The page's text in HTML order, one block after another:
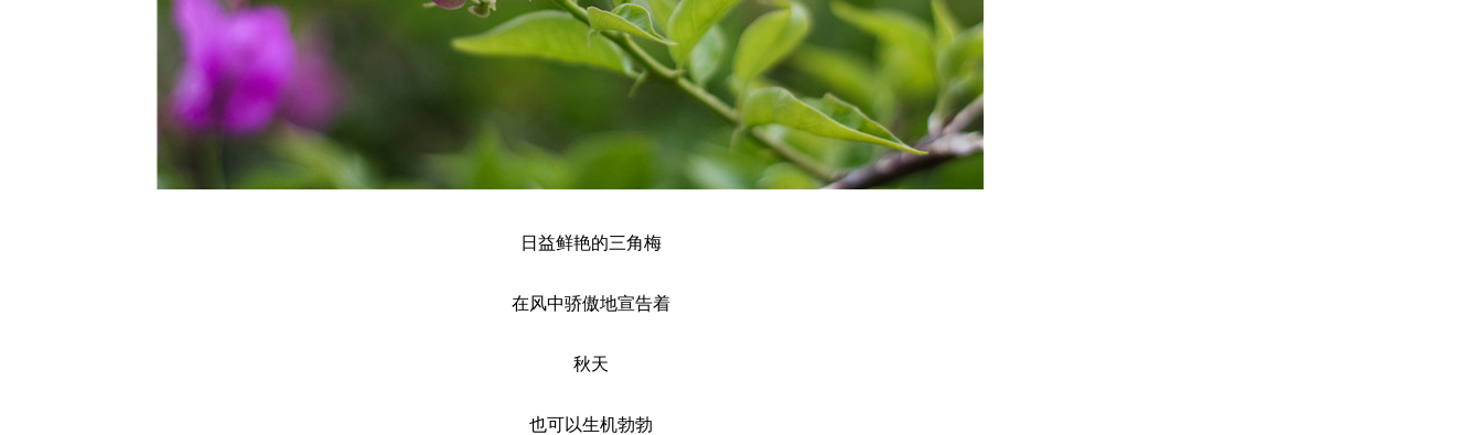
日益鲜艳的三角梅
在风中骄傲地宣告着
秋天
也可以生机勃勃